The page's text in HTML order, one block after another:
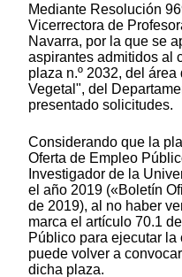
Mediante Resolución
Vicerrectora de
Navarra, por la que se
aspirantes admitidos al
plaza n.º 2032, del
Vegetal", del
presentado solicitudes.
Considerando que la
Oferta de Empleo
Investigador de la
el año 2019 («Boletín
de 2019), al no haber
marca el artículo 70.1
Público para ejecutar
puede volver a
dicha plaza.